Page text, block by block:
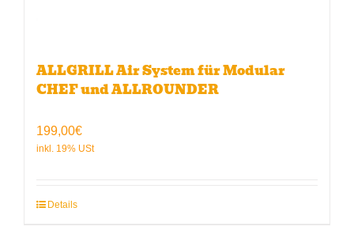
ALLGRILL Air System für Modular
CHEF und ALLROUNDER
199,00€
Details